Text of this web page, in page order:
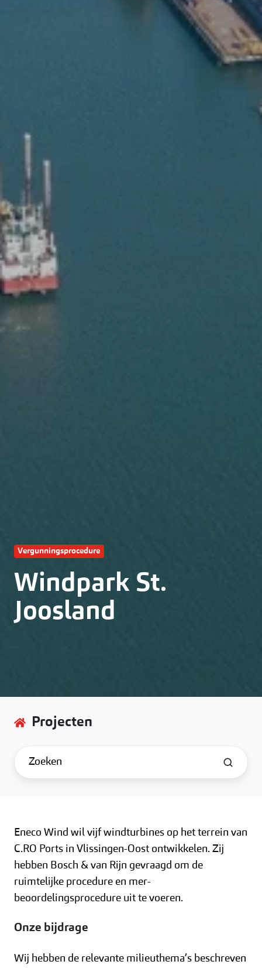
Vergunningsprocedure
Windpark St.
Joosland
Projecten
Eneco Wind wil vijf windturbines op het terrein van
C.RO Ports in Vlissingen-Oost ontwikkelen. Zij
hebben Bosch & van Rijn gevraagd om de
ruimtelijke procedure en mer-
beoordelingsprocedure uit te voeren.
Onze bijdrage
Wij hebben de relevante milieuthema’s beschreven